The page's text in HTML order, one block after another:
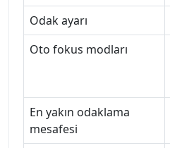
Odak ayarı
Oto fokus modları
En yakın odaklama
mesafesi